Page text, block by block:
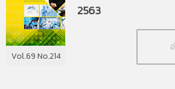
Vol.69 No.214
2563